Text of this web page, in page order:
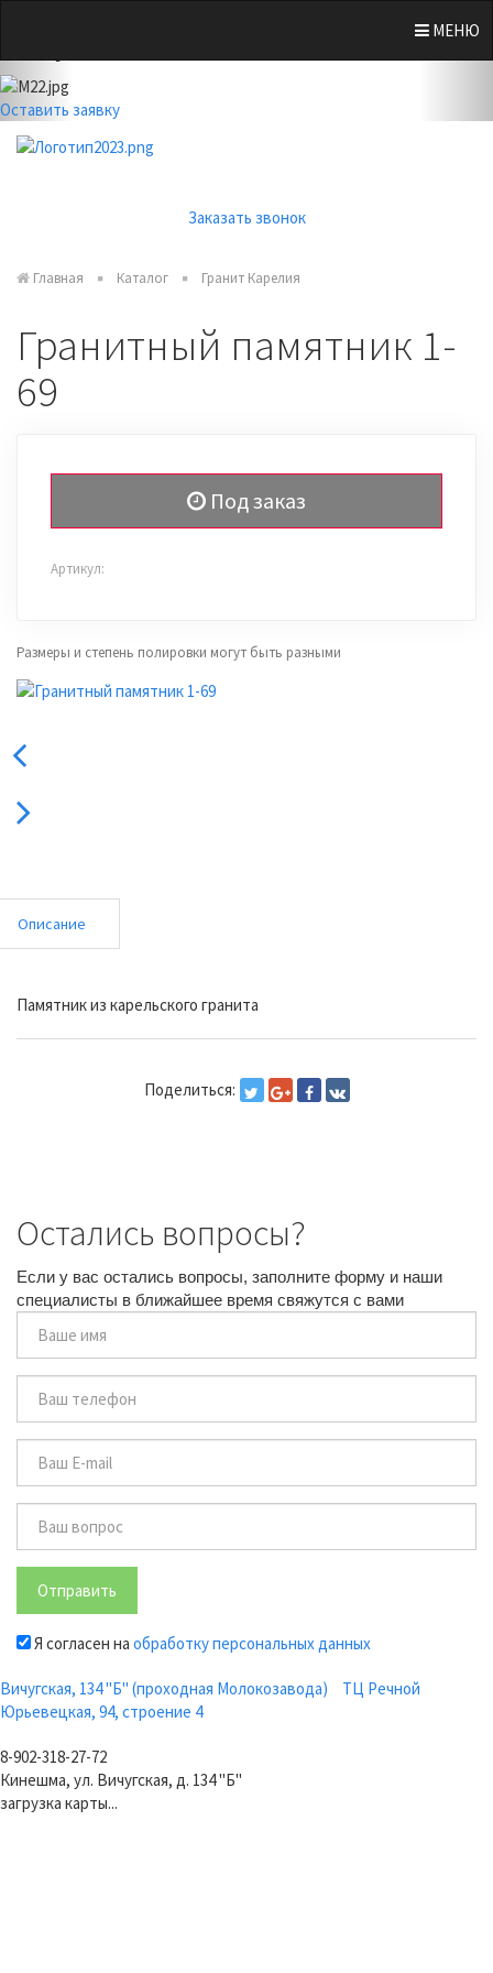
МЕНЮ
Оставить заявку
Заказать звонок
Главная Каталог Гранит Карелия
Гранитный памятник 1-
69
Под заказ
Артикул:
Размеры и степень полировки могут быть разными
Описание
Памятник из карельского гранита
Поделиться:
Остались вопросы?
Если у вас остались вопросы, заполните форму и наши
специалисты в ближайшее время свяжутся с вами
Отправить
Я согласен на обработку персональных данных
Вичугская, 134 "Б" (проходная Молокозавода)
ТЦ Речной
Юрьевецкая, 94, строение 4
8-902-318-27-72
Кинешма, ул. Вичугская, д. 134 "Б"
загрузка карты...